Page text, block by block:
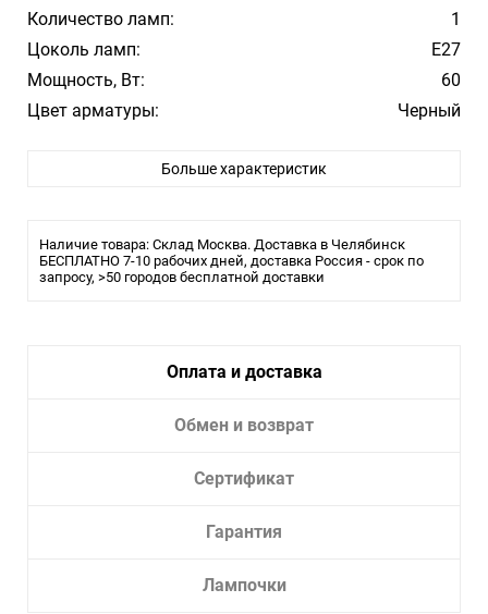
Количество ламп:
1
Цоколь ламп:
E27
Мощность, Вт:
60
Цвет арматуры:
Черный
Материал плафона/абажура:
Тип лампы:
накаливания или LED
Больше характеристик
Наличие товара: Склад Москва. Доставка в Челябинск
БЕСПЛАТНО 7-10 рабочих дней, доставка Россия - срок по
запросу, >50 городов бесплатной доставки
Оплата и доставка
Обмен и возврат
Сертификат
Гарантия
Лампочки